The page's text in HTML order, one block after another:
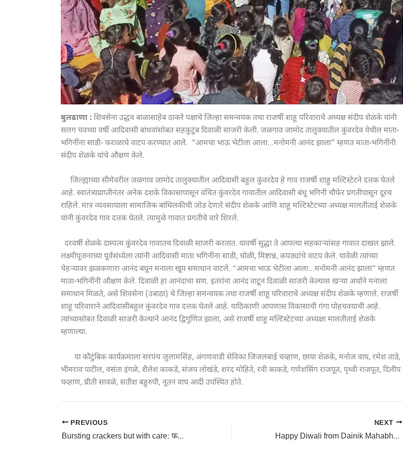
बुलढाणा : शिवसेना उद्धव बाळासाहेब ठाकरे पक्षाचे जिल्हा समन्वयक तथा राजर्षी शाहू परिवाराचे अध्यक्ष संदीप शेळके यांनी
सलग चवथ्या वर्षी आदिवासी बांधवांसोबत सहकुटुंब दिवाळी साजरी केली. जळगाव जामोद तालुक्यातील कुंवरदेव येथील माता-
भगिनींना साडी- फराळाचे वाटप करण्यात आले. “आमचा भाऊ भेटीला आला…मनोमनी आनंद झाला” म्हणत माता-भगिनींनी
संदीप शेळके यांचे औक्षण केले.
जिल्ह्याच्या सीमेवरील जळगाव जामोद तालुक्यातील आदिवासी बहुल कुंवरदेव हे गाव राजर्षी शाहु मल्टिस्टेटने दत्तक घेतले
आहे. स्वातंत्र्यप्राप्तीनंतर अनेक दशके विकासापासून वंचित कुंवरदेव गावातील आदिवासी बंधू भगिनी चौफेर प्रगतीपासून दूरच
राहिले. मात्र व्यवसायाला सामाजिक बांधिलकीची जोड देणारे संदीप शेळके आणि शाहू मल्टिस्टेटच्या अध्यक्ष मालतीताई शेळके
यांनी कुंवरदेव गाव दत्तक घेतले. त्यामुळे गावात प्रगतीचे वारे शिरले.
दरवर्षी शेळके दाम्पत्य कुंवरदेव गावातच दिवाळी साजरी करतात. यावर्षी सुद्धा ते आपल्या सहकाऱ्यांसह गावात दाखल झाले.
लक्ष्मीपूजनाच्या पूर्वसंध्येला त्यांनी आदिवासी माता भगिनींना साडी, चोळी, मिष्टान्न, कपड्यांचे वाटप केले. यावेळी त्यांच्या
चेहऱ्यावर झळकणारा आनंद बघून मनाला खूप समाधान वाटले. “आमचा भाऊ भेटीला आला…मनोमनी आनंद झाला” म्हणत
माता-भगिनींनी औक्षण केले. दिवाळी हा आनंदाचा सण. इतरांना आनंद वाटून दिवाळी साजरी केल्यास खऱ्या अर्थाने मनाला
समाधान मिळते, असे शिवसेना (उबाठा) चे जिल्हा समन्वयक तथा राजर्षी शाहू परिवाराचे अध्यक्ष संदीप शेळके म्हणाले. राजर्षी
शाहू परिवाराने आदिवासीबहुल कुंवरदेव गाव दत्तक घेतले आहे. याठिकाणी आपणास विकासाची गंगा पोहचवयाची आहे.
त्यांच्यासोबत दिवाळी साजरी केल्याने आनंद द्विगुणित झाला, असे राजर्षी शाहू मल्टिस्टेटच्या अध्यक्षा मालतीताई शेळके
म्हणाल्या.
या कौटुंबिक कार्यक्रमाला सरपंच जुलामसिंह, अंगणवाडी सेविका जिजलबाई चव्हाण, छाया शेळके, मनोज वाघ, रमेश ताडे,
भीमराव पाटील, वसंता इंगळे, शैलेश काकडे, संजय लोखंडे, शरद मोहिते, रवी काकडे, गणेशसिंग राजपूत, पृथ्वी राजपूत, दिलीप
चव्हाण, प्रीती सावळे, सतीश बहुरुपी, नूतन वाघ आदी उपस्थित होते.
PREVIOUS
Bursting crackers but with care: फटाके फोडताय पण जरा सांभाळून; प्रदूषणाचा धमाका
NEXT
Happy Diwali from Dainik Mahabhoomi Parivar: दैनिक महाभूमि परिवाराकडून दीपावलीच्या शुभेच्छा